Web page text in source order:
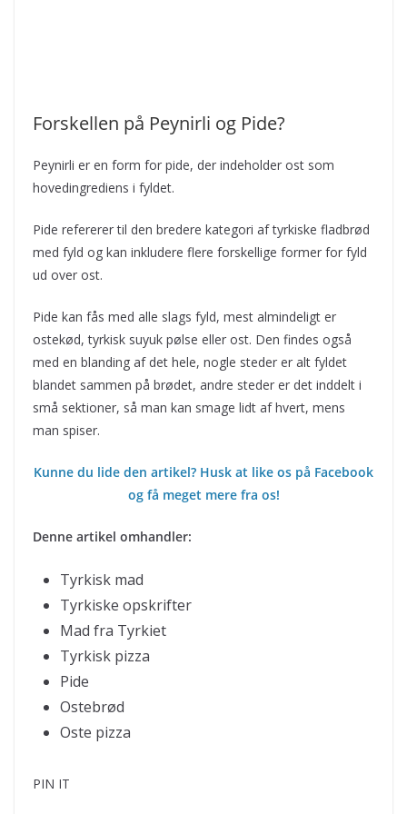
Pide refererer til den bredere kategori af tyrkiske fladbrød
med fyld og kan inkludere flere forskellige former for fyld
ud over ost.
ostekød, tyrkisk suyuk pølse eller ost. Den findes også
med en blanding af det hele, nogle steder er alt fyldet
blandet sammen på brødet, andre steder er det inddelt i
man spiser.
Kunne du lide den artikel? Husk at like os på Facebook
og få meget mere fra os!
Denne artikel omhandler:
Tyrkisk mad
Tyrkiske opskrifter
Tyrkisk pizza
Ostebrød
Oste pizza